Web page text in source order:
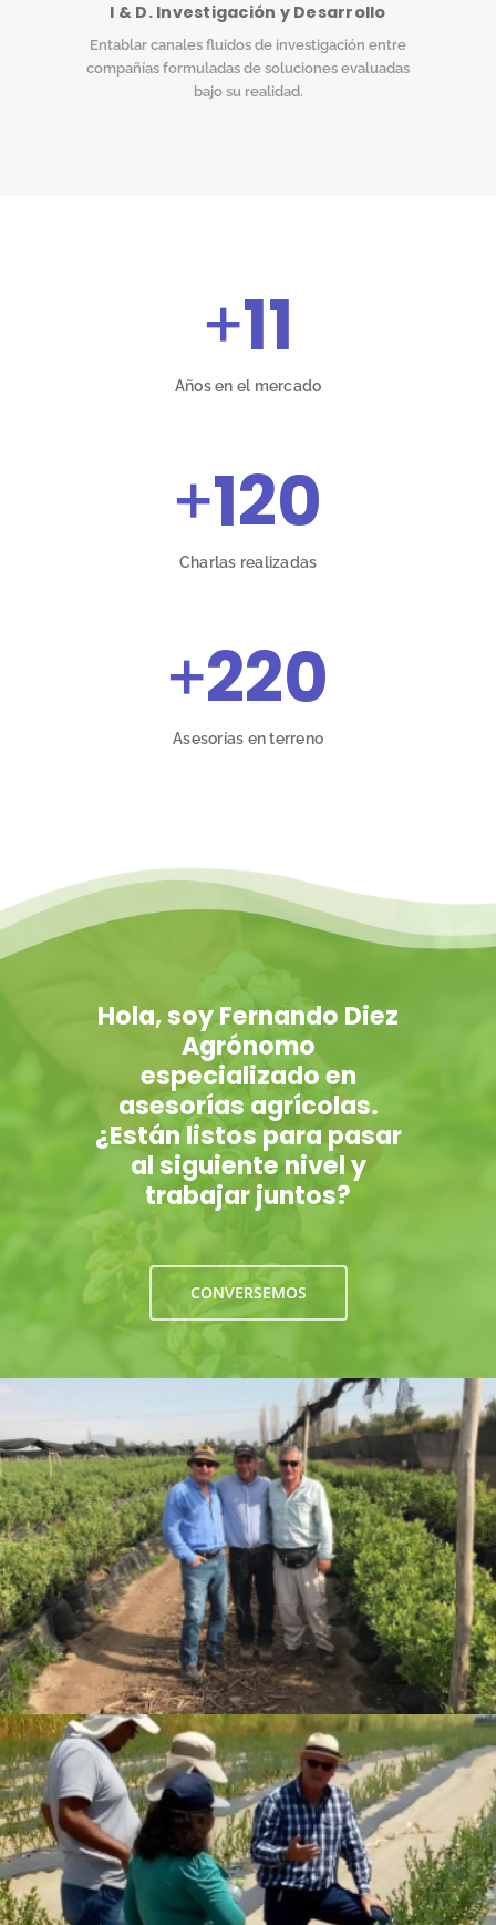
I & D. Investigación y Desarrollo
Entablar canales fluidos de investigación entre
compañías formuladas de soluciones evaluadas
bajo su realidad.
+11
Años en el mercado
+120
Charlas realizadas
+220
Asesorías en terreno
Hola, soy Fernando Diez
Agrónomo
especializado en
asesorías agrícolas.
¿Están listos para pasar
al siguiente nivel y
trabajar juntos?
CONVERSEMOS